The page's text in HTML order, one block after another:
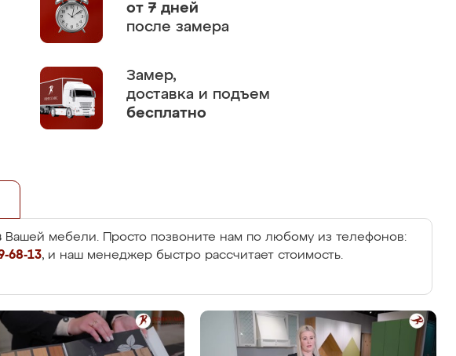
от 7 дней
после замера
Замер,
доставка и подъем
бесплатно
Вашей мебели. Просто позвоните нам по любому из телефонов:
68-13, и наш менеджер быстро рассчитает стоимость.